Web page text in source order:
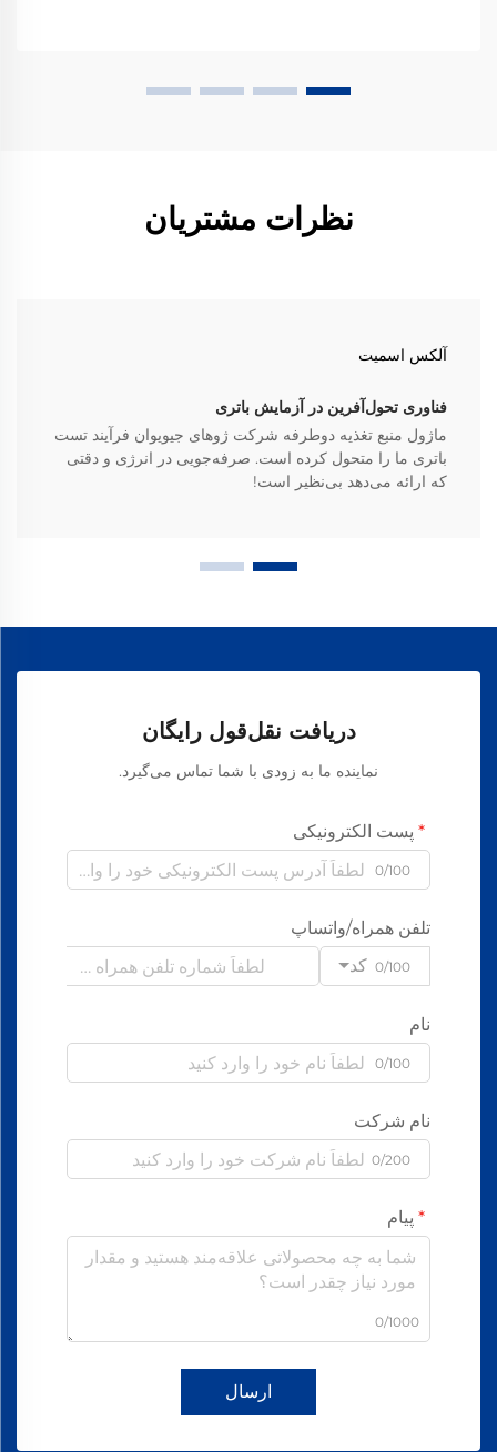
نظرات مشتریان
آلکس اسمیت
فناوری تحول‌آفرین در آزمایش باتری
ماژول منبع تغذیه دوطرفه شرکت ژوهای جیویوان فرآیند تست
باتری ما را متحول کرده است. صرفه‌جویی در انرژی و دقتی
که ارائه می‌دهد بی‌نظیر است!
دریافت نقل‌قول رایگان
نماینده ما به زودی با شما تماس می‌گیرد.
پست الکترونیکی
0/100
تلفن همراه/واتساپ
کد 0/100
نام
0/100
نام شرکت
0/200
پیام
0/1000
ارسال